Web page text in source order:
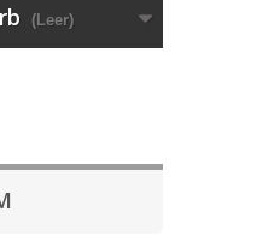
(Leer)